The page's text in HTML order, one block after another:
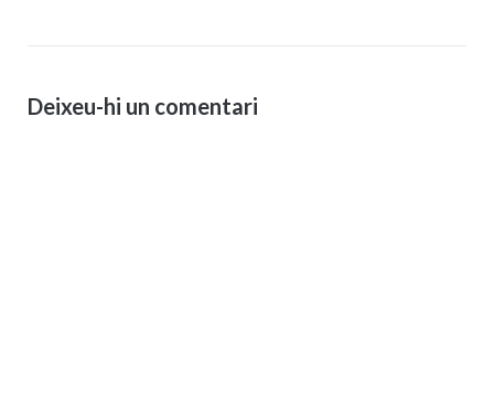
Deixeu-hi un comentari